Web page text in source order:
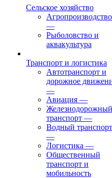
Сельское хозяйство
Агропроизводство
—
Рыболовство и
аквакультура
Транспорт и логистика
Автотранспорт и
дорожное
—
Авиация —
Железнодорожный
транспорт —
Водный транспорт
—
Логистика —
Общественный
транспорт и
мобильность